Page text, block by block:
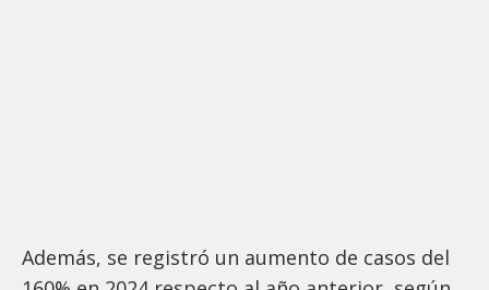
Además, se registró un aumento de casos del